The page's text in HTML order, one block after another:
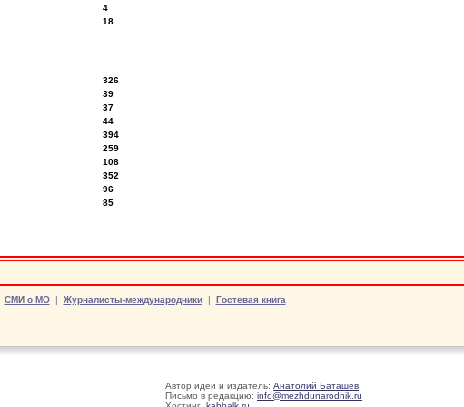
4
18
326
39
37
44
394
259
108
352
96
85
СМИ о МО| Журналисты-международники| Гостевая книга
Автор идеи и издатель: Анатолий Баташев
Письмо в редакцию: info@mezhdunarodnik.ru